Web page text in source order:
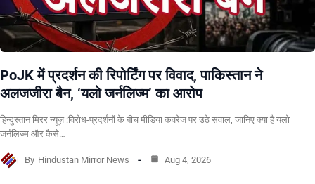
PoJK में प्रदर्शन की रिपोर्टिंग पर विवाद, पाकिस्तान ने
अलजजीरा बैन, ‘यलो जर्नलिज्म’ का आरोप
हिन्दुस्तान मिरर न्यूज़ :विरोध-प्रदर्शनों के बीच मीडिया कवरेज पर उठे सवाल, जानिए क्या है यलो
जर्नलिज्म और कैसे…
By Hindustan Mirror News Aug 4, 2026